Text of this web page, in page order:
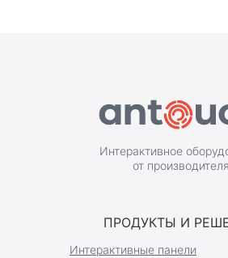
Интерактивное
от производителя
ПРОДУКТЫ И
Интерактивные панели